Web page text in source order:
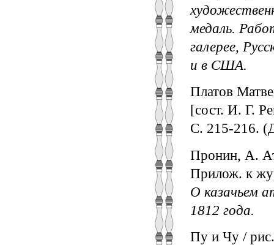
медаль.
галерее,
и в США.
Платов
[сост. И. Г.
С. 215-216.
Пронин, А.
Прилож. к
О казачьем
1812 года.
Пу и Чу /